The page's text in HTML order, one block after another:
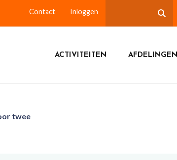
Contact Inloggen
ACTIVITEITEN AFDELINGEN
twee